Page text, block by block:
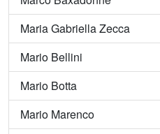
Maria Gabriella Zecca
Mario Bellini
Mario Botta
Mario Marenco